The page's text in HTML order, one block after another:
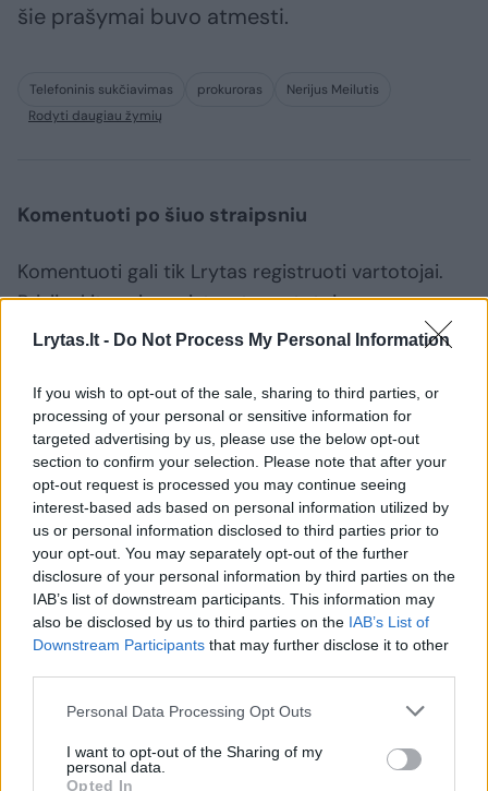
Lrytas.lt - Do Not Process My Personal Information
If you wish to opt-out of the sale, sharing to third parties, or
processing of your personal or sensitive information for
targeted advertising by us, please use the below opt-out
section to confirm your selection. Please note that after your
opt-out request is processed you may continue seeing
interest-based ads based on personal information utilized by
us or personal information disclosed to third parties prior to
your opt-out. You may separately opt-out of the further
disclosure of your personal information by third parties on the
IAB’s list of downstream participants. This information may
also be disclosed by us to third parties on the IAB’s List of
Downstream Participants that may further disclose it to other
Personal Data Processing Opt Outs
I want to opt-out of the Sharing of my
personal data.
Opted In
šie prašymai buvo atmesti.
Telefoninis sukčiavimas prokuroras
Nerijus Meilutis
Rodyti daugiau žymių
Komentuoti po šiuo straipsniu
Komentuoti gali tik Lrytas registruoti vartotojai.
Prisijunkite prie registruotų vartotojų
bendruomenės ir bendraukite komentaruose!
Rodyti komentarus
Prisijungti komentatoriams